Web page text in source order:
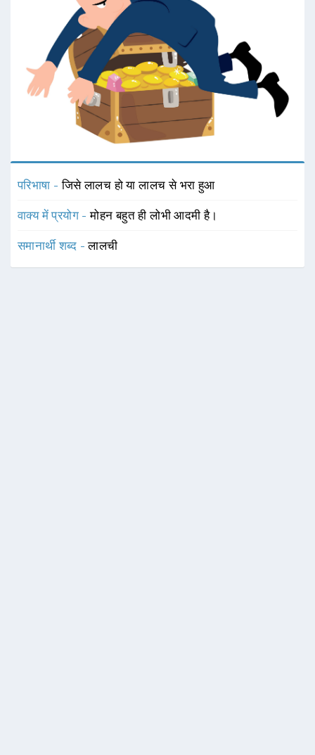
परिभाषा -जिसे लालच हो या लालच से भरा हुआ
वाक्य में प्रयोग -मोहन बहुत ही लोभी आदमी है।
समानार्थी शब्द -लालची